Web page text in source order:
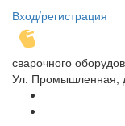
Вход/регистрация
сварочного
Ул. Промышленная,